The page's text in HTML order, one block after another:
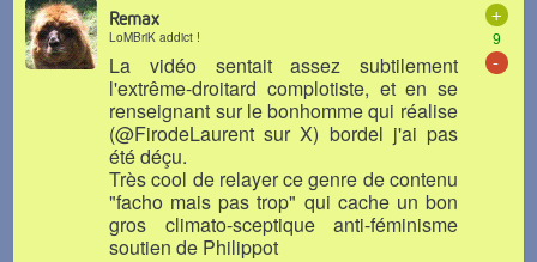
+
9
-
Remax
LoMBriK addict !
La vidéo sentait assez subtilement
l'extrême-droitard complotiste, et en se
renseignant sur le bonhomme qui réalise
(@FirodeLaurent sur X) bordel j'ai pas
été déçu.
Très cool de relayer ce genre de contenu
"facho mais pas trop" qui cache un bon
gros climato-sceptique anti-féminisme
soutien de Philippot